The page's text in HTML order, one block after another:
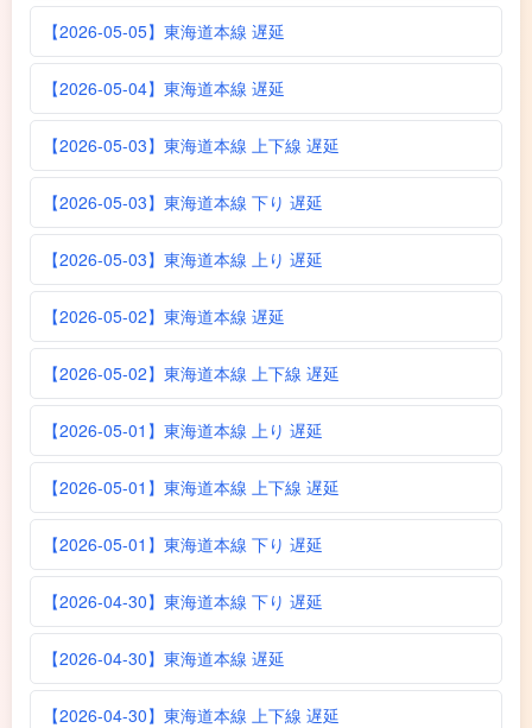
【2026-05-05】東海道本線 遅延
【2026-05-04】東海道本線 遅延
【2026-05-03】東海道本線 上下線 遅延
【2026-05-03】東海道本線 下り 遅延
【2026-05-03】東海道本線 上り 遅延
【2026-05-02】東海道本線 遅延
【2026-05-02】東海道本線 上下線 遅延
【2026-05-01】東海道本線 上り 遅延
【2026-05-01】東海道本線 上下線 遅延
【2026-05-01】東海道本線 下り 遅延
【2026-04-30】東海道本線 下り 遅延
【2026-04-30】東海道本線 遅延
【2026-04-30】東海道本線 上下線 遅延